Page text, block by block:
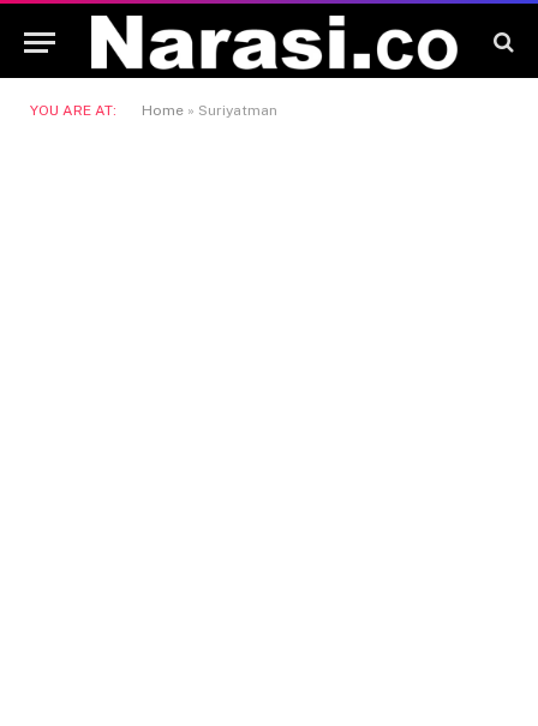
YOU ARE AT: Home » Suriyatman